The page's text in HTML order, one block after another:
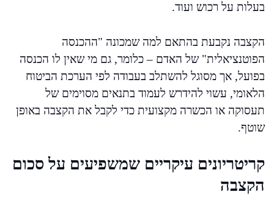
בעלות על רכוש ועוד.
הקצבה נקבעת בהתאם למה שמכונה "ההכנסה
הפוטנציאלית" של האדם – כלומר, גם מי שאין לו הכנסה
בפועל, אך מסוגל להשתלב בעבודה לפי הערכת הביטוח
הלאומי, עשוי להידרש לעמוד בתנאים מסוימים של
תעסוקה או הכשרה מקצועית כדי לקבל את הקצבה באופן
שוטף.
קריטריונים עיקריים שמשפיעים על סכום
הקצבה